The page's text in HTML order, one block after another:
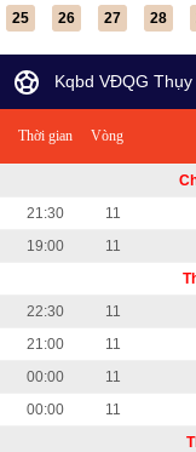
25 26 27 28
Kqbd VĐQG
Thời gian Vòng
21:30
11
19:00
11
22:30
11
21:00
11
00:00
11
00:00
11